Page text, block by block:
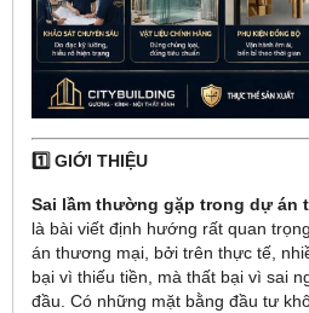
1️⃣ GIỚI THIỆU
Sai lầm thường gặp trong dự án
là bài viết định hướng rất quan
án thương mại, bởi trên thực tế,
bại vì thiếu tiền, mà thất bại vì sai
đầu. Có những mặt bằng đầu tư